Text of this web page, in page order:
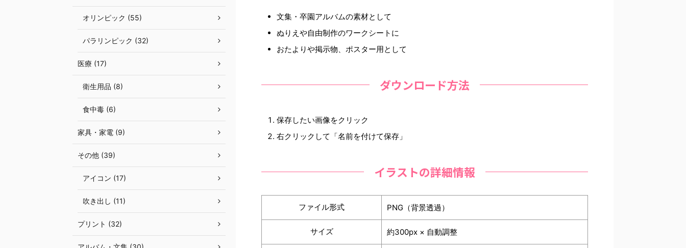
文集・卒園アルバムの素材として
ぬりえや自由制作のワークシートに
おたよりや掲示物、ポスター用として
ダウンロード方法
保存したい画像をクリック
右クリックして「名前を付けて保存」
イラストの詳細情報
ファイル形式 PNG（背景透過）
サイズ 約300px × 自動調整
オリンピック (55)
パラリンピック (32)
医療 (17)
衛生用品 (8)
食中毒 (6)
家具・家電 (9)
その他 (39)
アイコン (17)
吹き出し (11)
プリント (32)